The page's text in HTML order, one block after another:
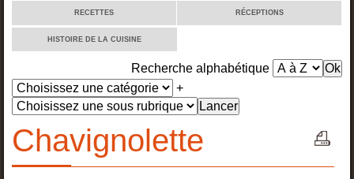
RECETTES RÉCEPTIONS
HISTOIRE DE LA CUISINE
Recherche alphabétique
+
Chavignolette